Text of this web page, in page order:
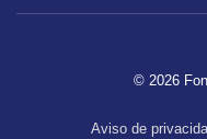
© 2026
Aviso de